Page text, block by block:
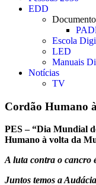
EDD
Escola
LED
Manuais
Notícias
TV
Cordão Humano
PES – “Dia Mundial
Humano à volta da
A luta contra o cancro
Juntos temos a